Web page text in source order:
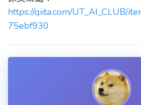
https://qiita.com/UT_AI_CLUB/
75ebf930